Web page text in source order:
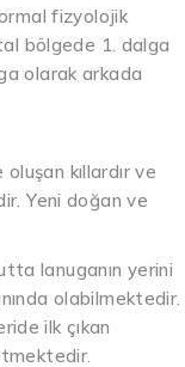
fizyolojik
bölgede 1. dalga
olarak arkada
kıllardır ve
Yeni doğan ve
lanuganın yerini
olabilmektedir.
ilk çıkan